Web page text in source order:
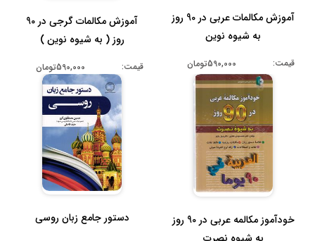
آموزش مکالمات عربی در 90 روز
به شیوه نوین
قیمت: 590,000تومان
آموزش مکالمات گرجی در 90
روز ( به شیوه نوین )
قیمت: 590,000تومان
خودآموز مکالمه عربی در 90 روز
دستور جامع زبان روسی